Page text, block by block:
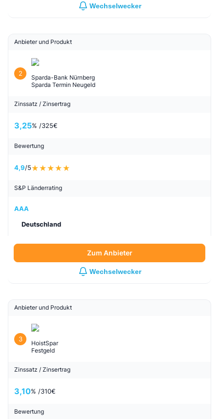
Wechselwecker
Anbieter und Produkt
2
Sparda-Bank Nürnberg
Sparda Termin Neugeld
Zinssatz / Zinsertrag
3,25% /325€
Bewertung
4,9/5
S&P Länderrating
AAA
Deutschland
Zum Anbieter
Wechselwecker
Anbieter und Produkt
3
HoistSpar
Festgeld
Zinssatz / Zinsertrag
3,10% /310€
Bewertung